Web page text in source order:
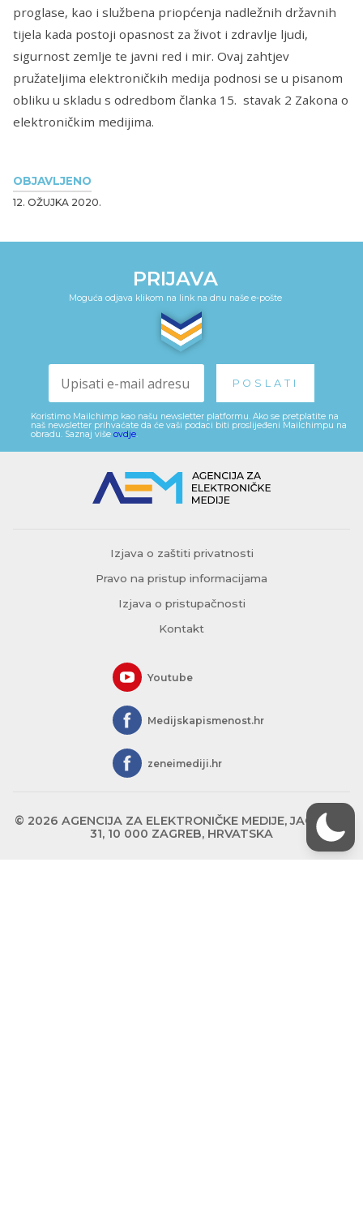
OBJAVLJENO
12. OŽUJKA 2020.
proglase, kao i službena priopćenja nadležnih državnih
tijela kada postoji opasnost za život i zdravlje ljudi,
sigurnost zemlje te javni red i mir. Ovaj zahtjev
pružateljima elektroničkih medija podnosi se u pisanom
obliku u skladu s odredbom članka 15. stavak 2 Zakona o
elektroničkim medijima.
PRIJAVA
Moguća odjava klikom na link na dnu naše e-pošte
Koristimo Mailchimp kao našu newsletter platformu. Ako se pretplatite na
naš newsletter prihvaćate da će vaši podaci biti proslijeđeni Mailchimpu na
obradu. Saznaj više ovdje.
Izjava o zaštiti privatnosti
Pravo na pristup informacijama
Izjava o pristupačnosti
Kontakt
Youtube
Medijskapismenost.hr
zeneimediji.hr
© 2026 AGENCIJA ZA ELEKTRONIČKE MEDIJE, JAGIĆEVA
31, 10 000 ZAGREB, HRVATSKA